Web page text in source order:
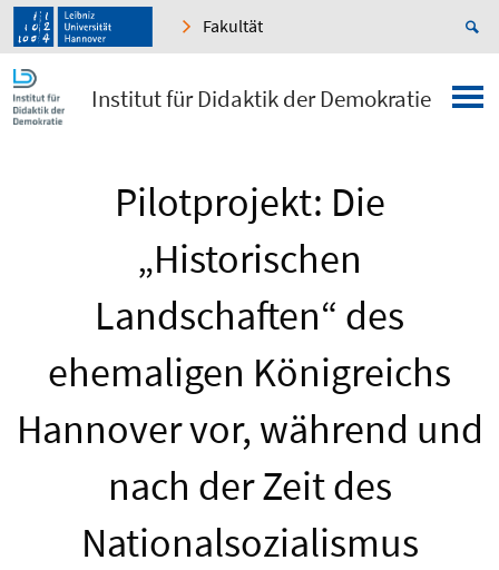
Fakultät
Institut für Didaktik der Demokratie
Pilotprojekt: Die
„Historischen
Landschaften“ des
ehemaligen Königreichs
Hannover vor, während und
nach der Zeit des
Nationalsozialismus